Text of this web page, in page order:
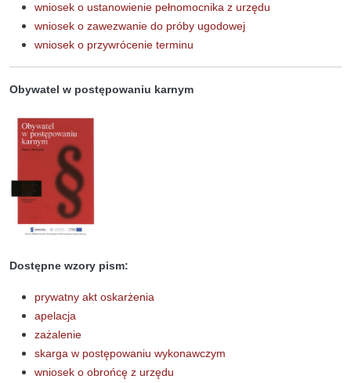
wniosek o ustanowienie pełnomocnika z urzędu
wniosek o zawezwanie do próby ugodowej
wniosek o przywrócenie terminu
Obywatel w postępowaniu karnym
Dostępne wzory pism:
prywatny akt oskarżenia
apelacja
zażalenie
skarga w postępowaniu wykonawczym
wniosek o obrońcę z urzędu